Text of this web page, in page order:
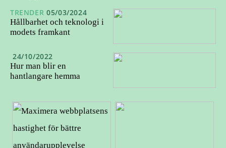
TRENDER 05/03/2024
Hållbarhet och teknologi i
modets framkant
24/10/2022
Hur man blir en
hantlangare hemma